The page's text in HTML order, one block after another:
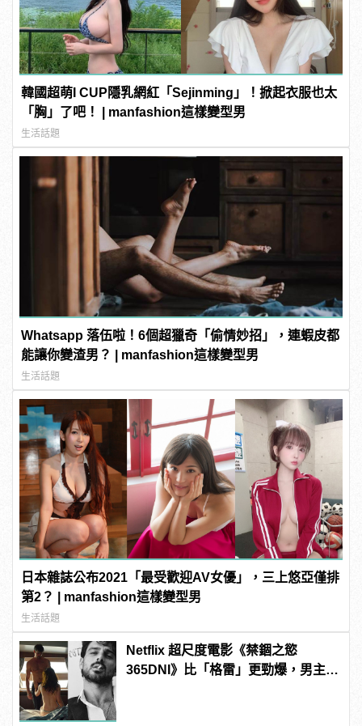
韓國超萌I CUP隱乳網紅「Sejinming」！掀起衣服也太
「胸」了吧！ | manfashion這樣變型男
生活話題
Whatsapp 落伍啦！6個超獵奇「偷情妙招」，連蝦皮都
能讓你變渣男？ | manfashion這樣變型男
生活話題
日本雜誌公布2021「最受歡迎AV女優」，三上悠亞僅排
第2？ | manfashion這樣變型男
生活話題
Netflix 超尺度電影《禁錮之慾
365DNI》比「格雷」更勁爆，男主角